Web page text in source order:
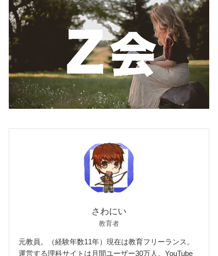
さわにい
教育者
元教員。（経験年数11年）現在は教育フリーランス。
運営する理科サイトは月間ユーザー30万人。YouTube